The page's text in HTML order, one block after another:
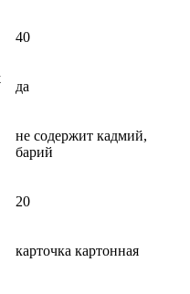
40
да
не содержит кадмий,
барий
20
карточка картонная